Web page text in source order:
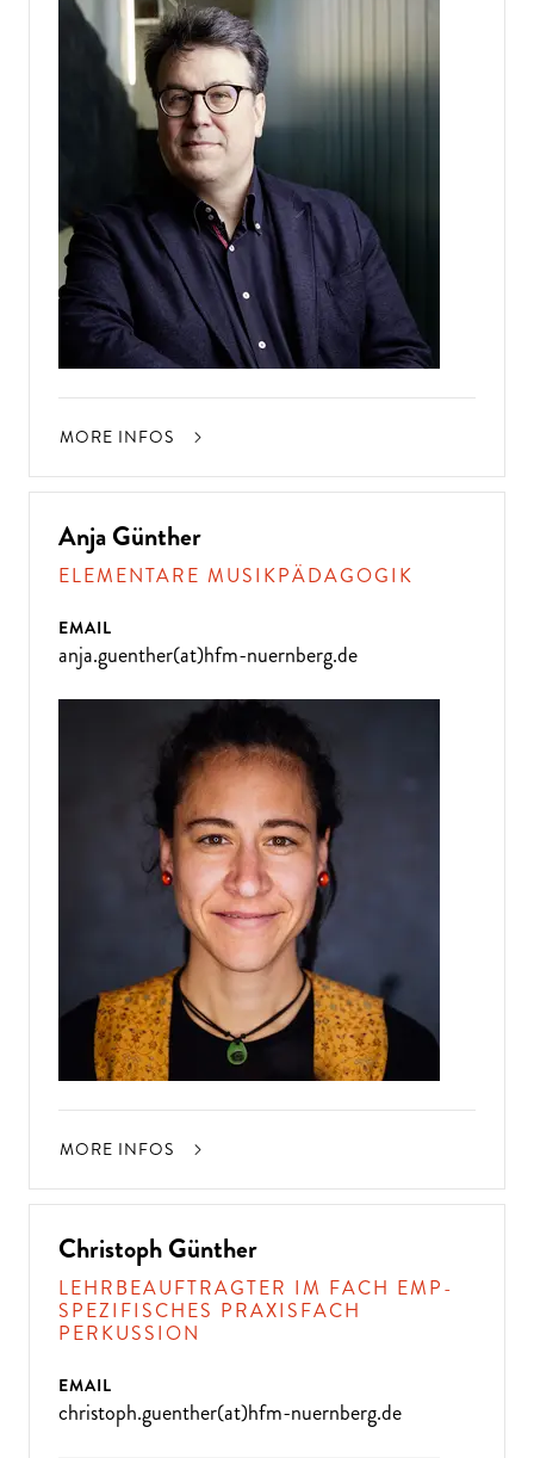
MORE INFOS
Anja Günther
ELEMENTARE MUSIKPÄDAGOGIK
EMAIL
anja.guenther(at)hfm-nuernberg.de
MORE INFOS
Christoph Günther
LEHRBEAUFTRAGTER IM FACH EMP-
SPEZIFISCHES PRAXISFACH
PERKUSSION
EMAIL
christoph.guenther(at)hfm-nuernberg.de